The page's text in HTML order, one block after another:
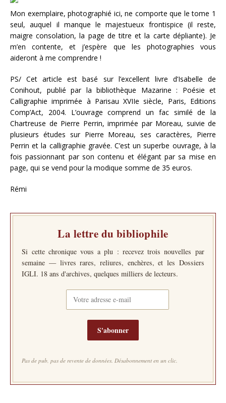
Mon exemplaire, photographié ici, ne comporte que le tome 1
seul, auquel il manque le majestueux frontispice (il reste,
maigre consolation, la page de titre et la carte dépliante). Je
m’en contente, et j’espère que les photographies vous
aideront à me comprendre !
PS/ Cet article est basé sur l’excellent livre d’Isabelle de
Conihout, publié par la bibliothèque Mazarine : Poésie et
Calligraphie imprimée à Parisau XVIIe siècle, Paris, Editions
Comp’Act, 2004. L’ouvrage comprend un fac similé de la
Chartreuse de Pierre Perrin, imprimée par Moreau, suivie de
plusieurs études sur Pierre Moreau, ses caractères, Pierre
Perrin et la calligraphie gravée. C’est un superbe ouvrage, à la
fois passionnant par son contenu et élégant par sa mise en
page, qui se vend pour la modique somme de 35 euros.
Rémi
La lettre du bibliophile
Si cette chronique vous a plu : recevez trois nouvelles par
semaine — livres rares, reliures, enchères, et les Dossiers
IGLI. 18 ans d'archives, quelques milliers de lecteurs.
S'abonner
Pas de pub, pas de revente de données. Désabonnement en un clic.